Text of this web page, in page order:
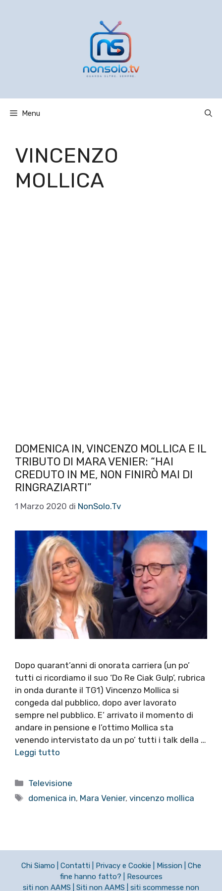
Menu
VINCENZO
MOLLICA
DOMENICA IN, VINCENZO MOLLICA E IL
TRIBUTO DI MARA VENIER: “HAI
CREDUTO IN ME, NON FINIRÒ MAI DI
RINGRAZIARTI”
1 Marzo 2020 di NonSolo.Tv
Dopo quarant’anni di onorata carriera (un po’
tutti ci ricordiamo il suo ‘Do Re Ciak Gulp’, rubrica
in onda durante il TG1) Vincenzo Mollica si
congeda dal pubblico, dopo aver lavorato
sempre nel pubblico. E’ arrivato il momento di
andare in pensione e l’ottimo Mollica sta
venendo intervistato da un po’ tutti i talk della …
Leggi tutto
Categorie
Televisione
Tag
domenica in, Mara Venier,vincenzo mollica
Chi Siamo Contatti Privacy e Cookie Mission
Che
fine hanno fatto?
Resources
siti non AAMS
Siti non AAMS siti scommesse non